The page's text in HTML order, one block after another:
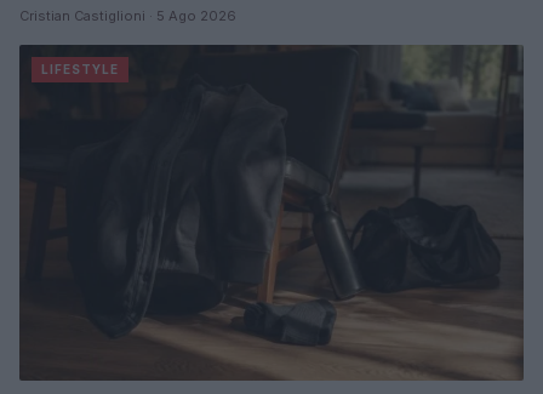
Cristian Castiglioni · 5 Ago 2026
LIFESTYLE